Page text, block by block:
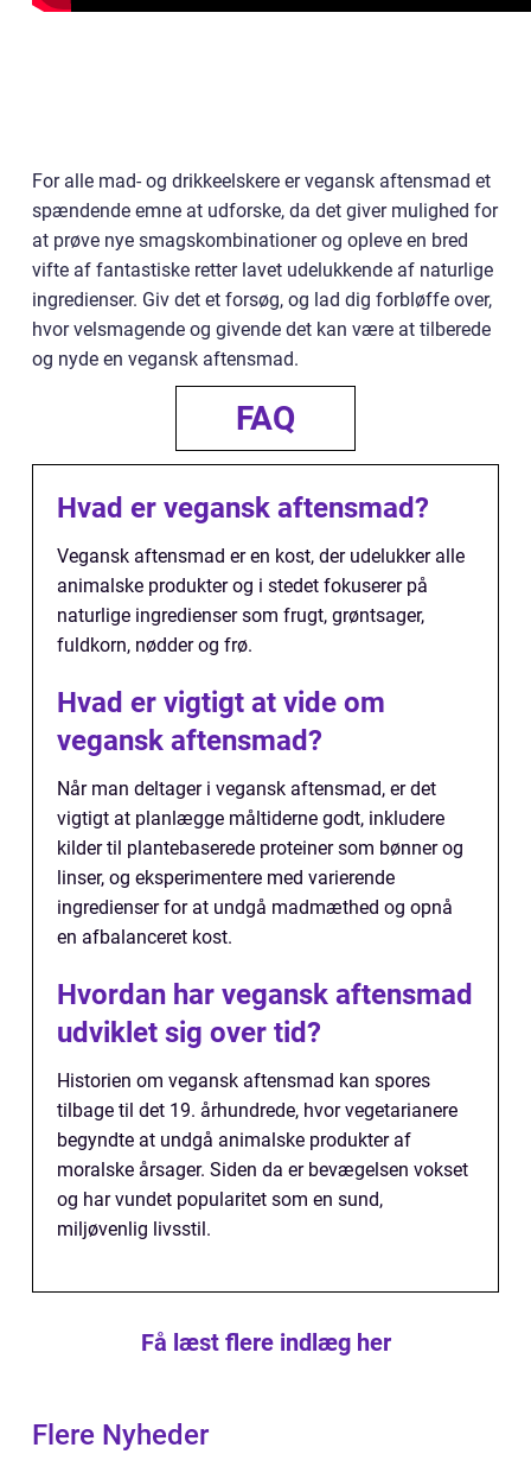
For alle mad- og drikkeelskere er vegansk aftensmad et
spændende emne at udforske, da det giver mulighed for
at prøve nye smagskombinationer og opleve en bred
vifte af fantastiske retter lavet udelukkende af naturlige
ingredienser. Giv det et forsøg, og lad dig forbløffe over,
hvor velsmagende og givende det kan være at tilberede
og nyde en vegansk aftensmad.
FAQ
Hvad er vegansk aftensmad?
Vegansk aftensmad er en kost, der udelukker alle
animalske produkter og i stedet fokuserer på
naturlige ingredienser som frugt, grøntsager,
fuldkorn, nødder og frø.
Hvad er vigtigt at vide om
vegansk aftensmad?
Når man deltager i vegansk aftensmad, er det
vigtigt at planlægge måltiderne godt, inkludere
kilder til plantebaserede proteiner som bønner og
linser, og eksperimentere med varierende
ingredienser for at undgå madmæthed og opnå
en afbalanceret kost.
Hvordan har vegansk aftensmad
udviklet sig over tid?
Historien om vegansk aftensmad kan spores
tilbage til det 19. århundrede, hvor vegetarianere
begyndte at undgå animalske produkter af
moralske årsager. Siden da er bevægelsen vokset
og har vundet popularitet som en sund,
miljøvenlig livsstil.
Få læst flere indlæg her
Flere Nyheder